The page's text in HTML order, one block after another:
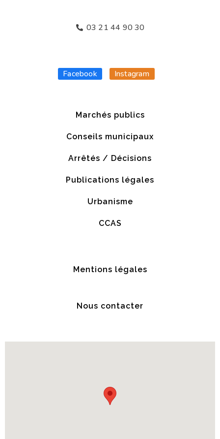
03 21 44 90 30
Facebook Instagram
Marchés publics
Conseils municipaux
Arrêtés / Décisions
Publications légales
Urbanisme
CCAS
Mentions légales
Nous contacter